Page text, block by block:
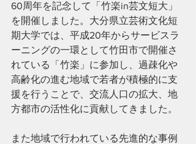
60周年を記念して「竹楽in芸文短大」
を開催しました。大分県立芸術文化短
期大学では、平成20年からサービスラ
ーニングの一環として竹田市で開催さ
れている「竹楽」に参加し、過疎化や
高齢化の進む地域で若者が積極的に支
援を行うことで、交流人口の拡大、地
方都市の活性化に貢献してきました。
また地域で行われている先進的な事例